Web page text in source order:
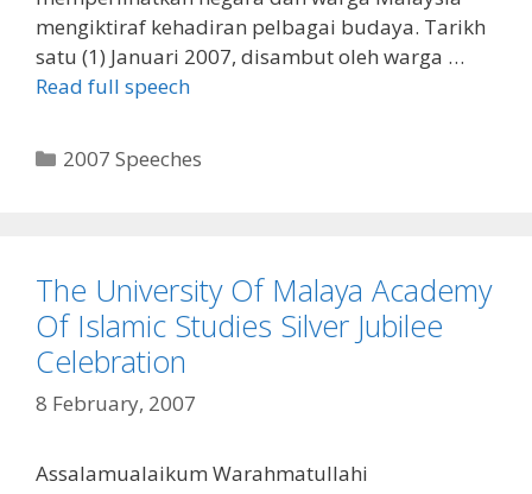
mengiktiraf kehadiran pelbagai budaya. Tarikh
satu (1) Januari 2007, disambut oleh warga …
Read full speech
Categories
2007 Speeches
The University Of Malaya Academy
Of Islamic Studies Silver Jubilee
Celebration
8 February, 2007
Assalamualaikum Warahmatullahi